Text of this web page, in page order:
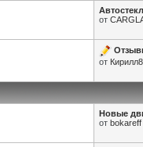
от
от
Новые
от bokareff